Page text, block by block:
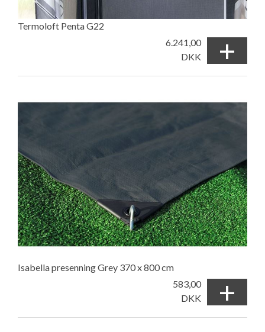
Termoloft Penta G22
6.241,00
DKK
+
Isabella presenning Grey 370 x 800 cm
583,00
DKK
+